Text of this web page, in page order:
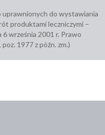
do wystawiania
produktami leczniczymi –
września 2001 r. Prawo
1977 z późn. zm.)